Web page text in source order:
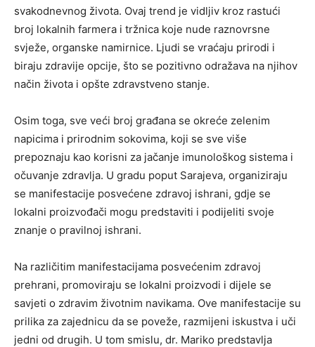
svakodnevnog života. Ovaj trend je vidljiv kroz rastući
broj lokalnih farmera i tržnica koje nude raznovrsne
svježe, organske namirnice. Ljudi se vraćaju prirodi i
biraju zdravije opcije, što se pozitivno odražava na njihov
način života i opšte zdravstveno stanje.
Osim toga, sve veći broj građana se okreće zelenim
napicima i prirodnim sokovima, koji se sve više
prepoznaju kao korisni za jačanje imunološkog sistema i
očuvanje zdravlja. U gradu poput Sarajeva, organiziraju
se manifestacije posvećene zdravoj ishrani, gdje se
lokalni proizvođači mogu predstaviti i podijeliti svoje
znanje o pravilnoj ishrani.
Na različitim manifestacijama posvećenim zdravoj
prehrani, promoviraju se lokalni proizvodi i dijele se
savjeti o zdravim životnim navikama. Ove manifestacije su
prilika za zajednicu da se poveže, razmijeni iskustva i uči
jedni od drugih. U tom smislu, dr. Mariko predstavlja